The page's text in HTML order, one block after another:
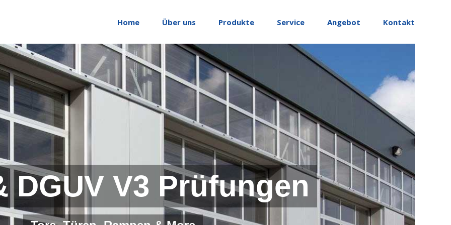
Home Über uns Produkte Service Angebot Kontakt
DGUV V3 Prüfungen